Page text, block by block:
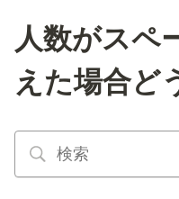
人数がスペ
えた場合ど